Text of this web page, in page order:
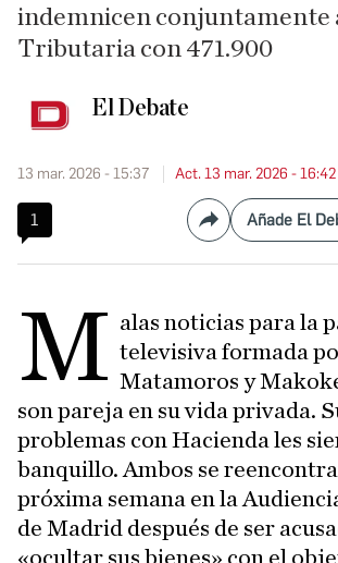
indemnicen conjuntamente
Tributaria con 471.900
El Debate
13 mar. 2026 - 15:37 Act. 13 mar. 2026 - 16:42
1 Compartir
Añade El
M alas noticias para la
televisiva formada
Matamoros y
son pareja en su vida privada.
problemas con Hacienda les
banquillo. Ambos se
próxima semana en la
de Madrid después de ser
«ocultar sus bienes» con el